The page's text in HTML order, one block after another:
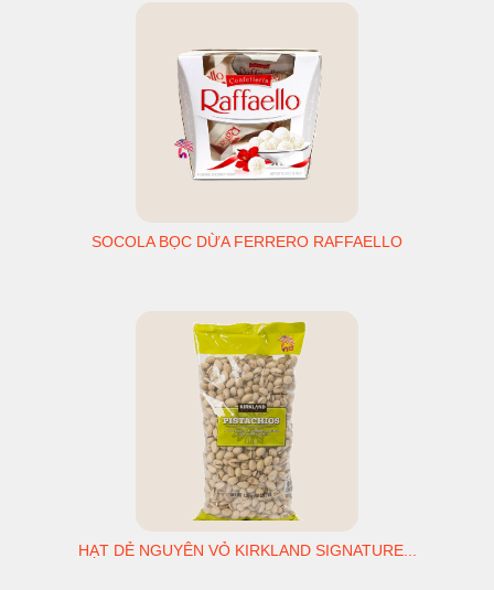
SOCOLA BỌC DỪA FERRERO RAFFAELLO
HẠT DẺ NGUYÊN VỎ KIRKLAND SIGNATURE...